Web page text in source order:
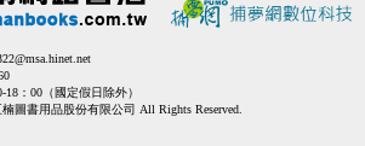
：00（國定假日除外）
圖書用品股份有限公司 All Rights Reserved.